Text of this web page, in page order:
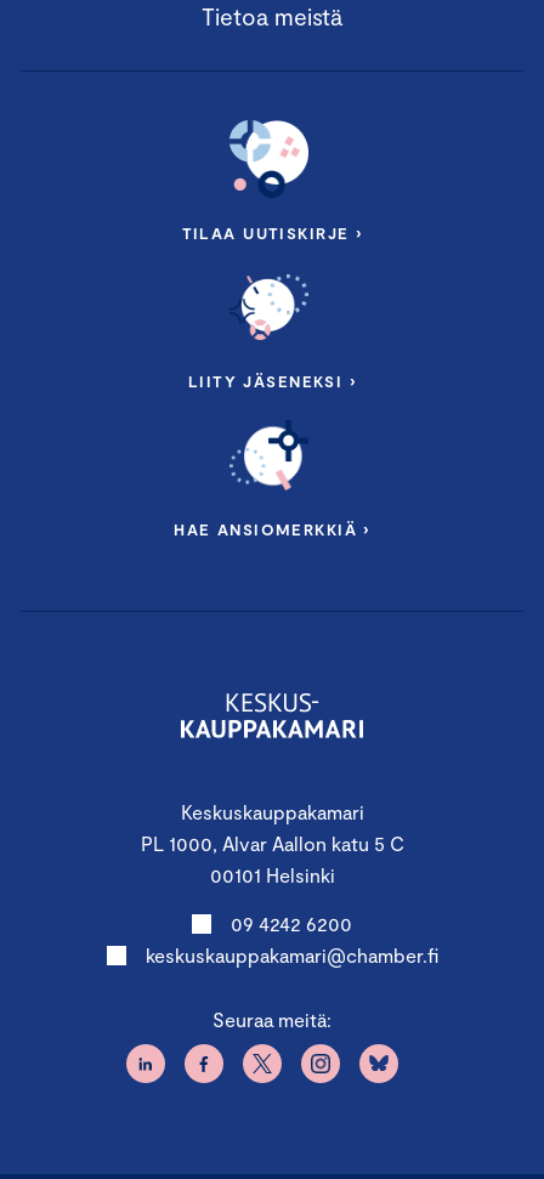
Keskuskauppakamari
PL 1000, Alvar Aallon katu 5 C
00101 Helsinki
09 4242 6200
keskuskauppakamari@chamber.fi
Seuraa meitä:
Tietoa meistä
TILAA UUTISKIRJE ›
LIITY JÄSENEKSI ›
HAE ANSIOMERKKIÄ ›